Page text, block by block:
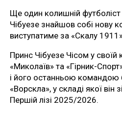
Ще один колишній
Чібуезе знайшов собі нову
виступатиме за «Скалу
Принс Чібуезе Чісом у своїй
«Миколаїв» та «Гірник-
і його останньою командою
«Ворскла», у складі якої він
Першій лізі 2025/2026.